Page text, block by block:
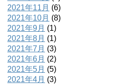
2021年11月 (6)
2021年10月 (8)
2021年9月 (1)
2021年8月 (1)
2021年7月 (3)
2021年6月 (2)
2021年5月 (5)
2021年4月 (3)